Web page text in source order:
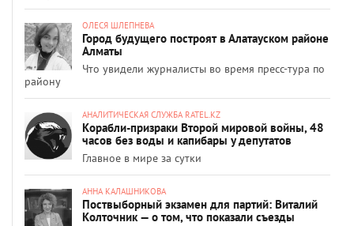
ОЛЕСЯ ШЛЕПНЕВА
Город будущего построят в Алатауском районе
Алматы
Что увидели журналисты во время пресс-тура по
району
АНАЛИТИЧЕСКАЯ СЛУЖБА RATEL.KZ
Корабли-призраки Второй мировой войны, 48
часов без воды и капибары у депутатов
Главное в мире за сутки
АННА КАЛАШНИКОВА
Поствыборный экзамен для партий: Виталий
Колточник — о том, что показали съезды